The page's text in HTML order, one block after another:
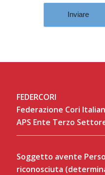
FEDERCORI
Federazione Cori
APS Ente Terzo
Soggetto avente
riconosciuta